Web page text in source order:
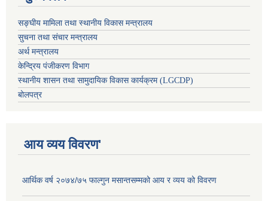
सङ्घीय मामिला तथा स्थानीय विकास मन्त्रालय
सुचना तथा संचार मन्त्रालय
अर्थ मन्त्रालय
केन्द्रिय पंजीकरण विभाग
स्थानीय शासन तथा सामुदायिक विकास कार्यक्रम (LGCDP)
बोलपत्र
आय व्यय विवरण'
आर्थिक वर्ष २०७४/७५ फाल्गुन मसान्तसम्मको आय र व्यय को विवरण